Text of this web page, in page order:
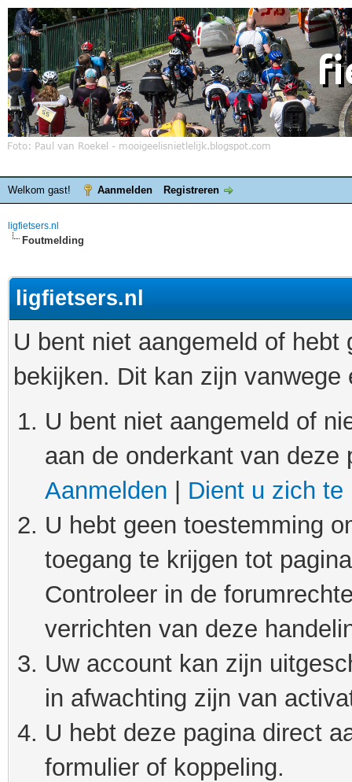
Welkom gast! Aanmelden Registreren
ligfietsers.nl
Foutmelding
ligfietsers.nl
U bent niet aangemeld of
bekijken. Dit kan zijn
U bent niet aangemeld of
aan de onderkant van
Aanmelden
Dient u zich te
U hebt geen toestemming
toegang te krijgen tot
Controleer in de
verrichten van deze
Uw account kan zijn
in afwachting zijn van
U hebt deze pagina direct
formulier of koppeling.